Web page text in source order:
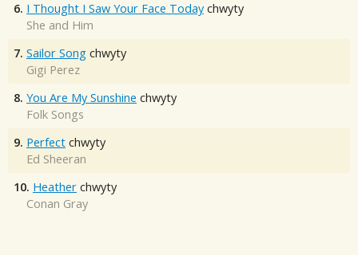
6. I Thought I Saw Your Face Today chwyty
She and Him
7. Sailor Song chwyty
Gigi Perez
8. You Are My Sunshine chwyty
Folk Songs
9. Perfect chwyty
Ed Sheeran
10. Heather chwyty
Conan Gray